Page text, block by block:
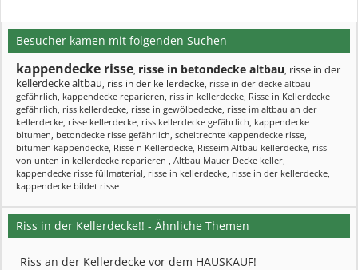
Besucher kamen mit folgenden Suchen
kappendecke risse, risse in betondecke altbau, risse in der
kellerdecke altbau, riss in der kellerdecke, risse in der decke altbau
gefährlich, kappendecke reparieren, riss in kellerdecke, Risse in Kellerdecke
gefährlich, riss kellerdecke, risse in gewölbedecke, risse im altbau an der
kellerdecke, risse kellerdecke, riss kellerdecke gefährlich, kappendecke
bitumen, betondecke risse gefährlich, scheitrechte kappendecke risse,
bitumen kappendecke, Risse n Kellerdecke, Risseim Altbau kellerdecke, riss
von unten in kellerdecke reparieren , Altbau Mauer Decke keller,
kappendecke risse füllmaterial, risse in kellerdecke, risse in der kellerdecke,
kappendecke bildet risse
Riss in der Kellerdecke!! - Ähnliche Themen
Riss an der Kellerdecke vor dem HAUSKAUF!